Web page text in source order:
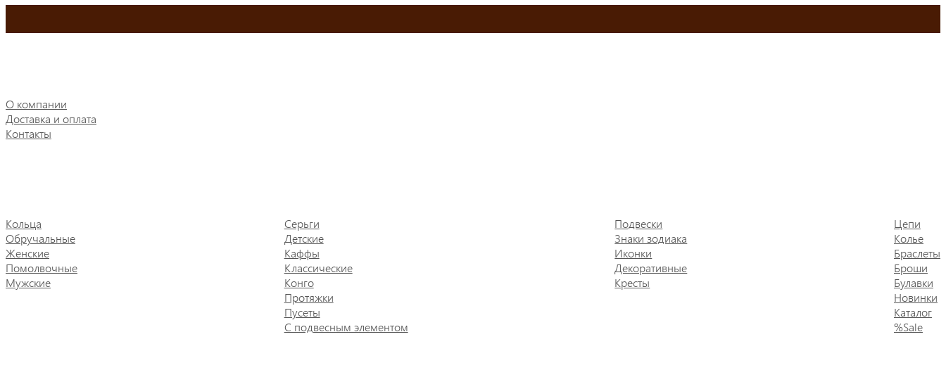
О компании
Доставка и оплата
Контакты
Кольца
Обручальные
Женские
Помолвочные
Мужские
Серьги
Детские
Каффы
Классические
Конго
Протяжки
Пусеты
С подвесным элементом
Подвески
Знаки зодиака
Иконки
Декоративные
Кресты
Цепи
Колье
Браслеты
Броши
Булавки
Новинки
Каталог
%Sale